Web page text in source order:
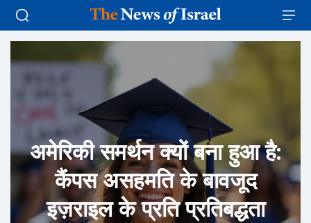
अमेरिकी समर्थन क्यों बना हुआ है:
कैंपस असहमति के बावजूद
इज़राइल के प्रति प्रतिबद्धता